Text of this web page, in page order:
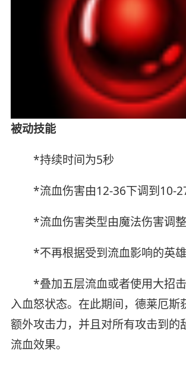
被动技能
*持续时间为5秒
*流血伤害由12-36下调到10-
*流血伤害类型由魔法伤害调整
*不再根据受到流血影响的英雄
*叠加五层流血或者使用大招击
入血怒状态。在此期间，德莱厄斯
额外攻击力，并且对所有攻击到的
流血效果。